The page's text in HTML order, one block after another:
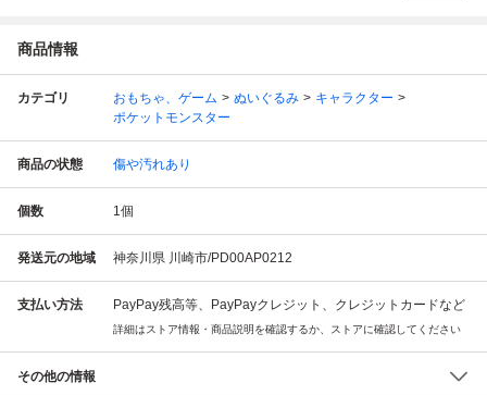
商品情報
カテゴリ おもちゃ、ゲーム ぬいぐるみ
キャラクター
ポケットモンスター
商品の状態 傷や汚れあり
個数 1個
発送元の地域 神奈川県 川崎市/PD00AP0212
支払い方法 PayPay残高等、PayPayクレジット、クレジットカードなど
詳細はストア情報・商品説明を確認するか、ストアに確認してください
その他の情報